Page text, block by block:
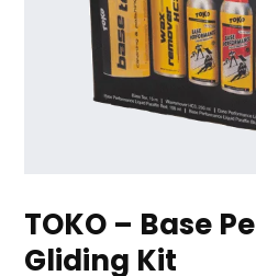
TOKO – Base
Gliding Kit